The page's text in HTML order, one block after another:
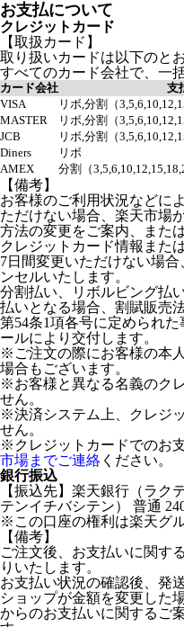
お支払について
クレジットカード
【取扱カード】
取り扱いカードは以下のと
すべてのカード会社で、一
カード会社
支
VISA
リボ,分割（
MASTER
リボ,分割（
JCB
リボ,分割（
Diners
リボ
AMEX
分割（
【備考】
お客様のご利用状況などに
ただけない場合、楽天市場
方法の変更をご案内、また
クレジットカード情報また
7日間変更いただけない場
ンセルいたします。
分割払い、リボルビング払
払いとなる場合、割賦販売
第54条1項各号に定められ
ールにより交付します。
※ご注文の際にお客様の本
場合もございます。
※お客様と異なる名義のク
せん。
※決済システム上、クレジ
せん。
※クレジットカードでのお
市場までご連絡 ください。
銀行振込
【振込先】楽天銀行（ラク
テンイチバシテン） 普通
※この口座の権利は楽天グ
【備考】
ご注文後、お支払いに関す
りいたします。
お支払い状況の確認後、発
ショップが金額を変更した
からのお支払いに関するご